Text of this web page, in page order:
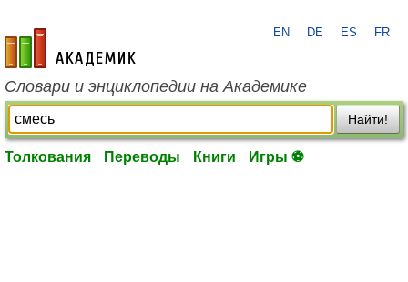
academic.ru
EN DE ES FR
Словари и энциклопедии на Академике
Найти!
Толкования Переводы Книги Игры ⚽